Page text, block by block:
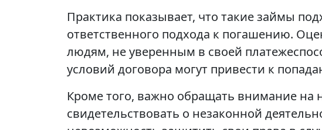
Практика показывает, что такие займы
ответственного подхода к погашению.
людям, не уверенным в своей
условий договора могут привести к
Кроме того, важно обращать внимание
свидетельствовать о незаконной